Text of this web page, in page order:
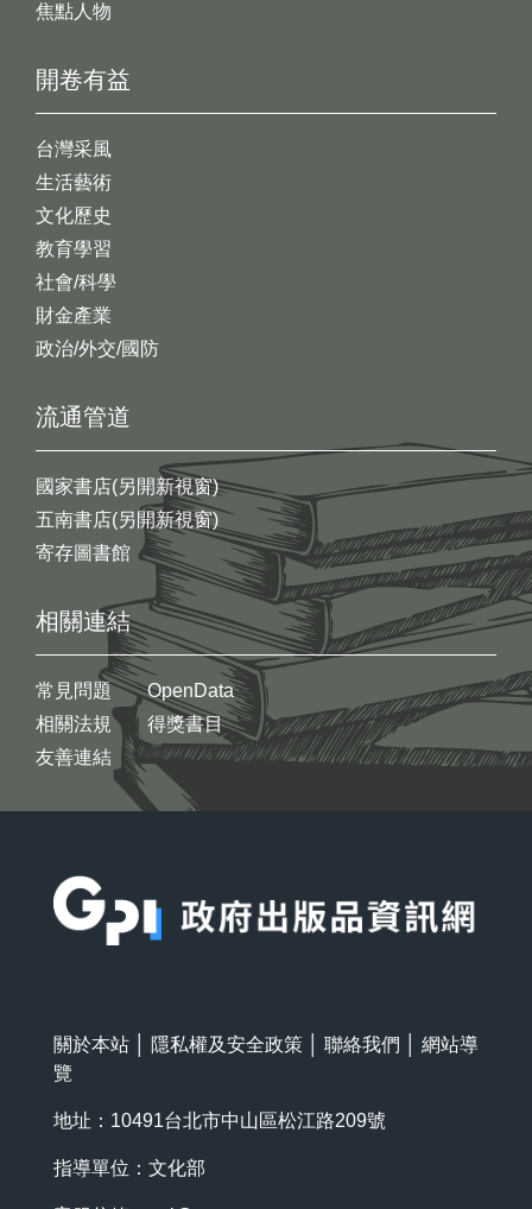
開卷有益
台灣采風
生活藝術
文化歷史
教育學習
社會/科學
財金產業
政治/外交/國防
焦點人物
流通管道
國家書店(另開新視窗)
五南書店(另開新視窗)
寄存圖書館
相關連結
常見問題
相關法規
友善連結
OpenData
得獎書目
關於本站 隱私權及安全政策 聯絡我們
網站導
覽
地址：10491台北市中山區松江路209號
指導單位：文化部